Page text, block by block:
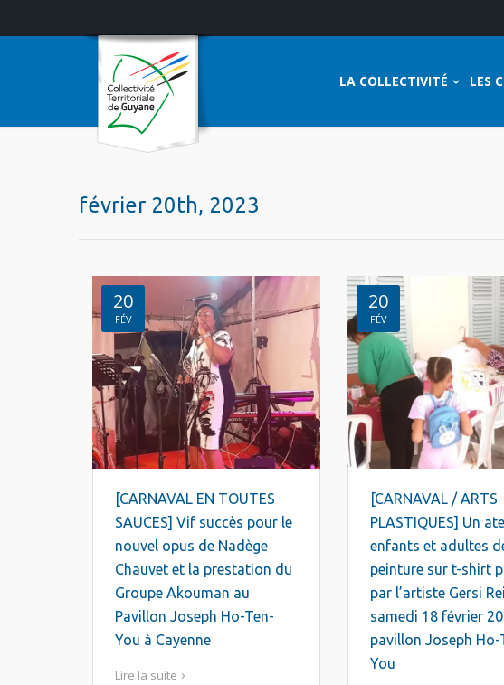
LA COLLECTIVITÉ LES
février 20th, 2023
20
FÉV
[CARNAVAL EN TOUTES
SAUCES] Vif succès pour le
nouvel opus de Nadège
Chauvet et la prestation du
Groupe Akouman au
Pavillon Joseph Ho-Ten-
You à Cayenne
Lire la suite
20
FÉV
[CARNAVAL / ARTS
PLASTIQUES] Un
enfants et adultes
peinture sur t-shirt
par l’artiste Gersi
samedi 18 février
pavillon Joseph Ho-
You